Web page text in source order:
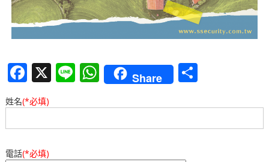
F
a
c
e
b
X Li
e
W
h
at
s
Share
分
姓名(*必填)
電話(*必填)